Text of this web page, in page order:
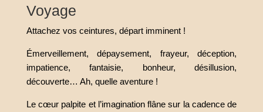
Voyage
Attachez vos ceintures, départ imminent !
Émerveillement, dépaysement, frayeur, déception,
impatience, fantaisie, bonheur, désillusion,
découverte… Ah, quelle aventure !
Le cœur palpite et l’imagination flâne sur la cadence de